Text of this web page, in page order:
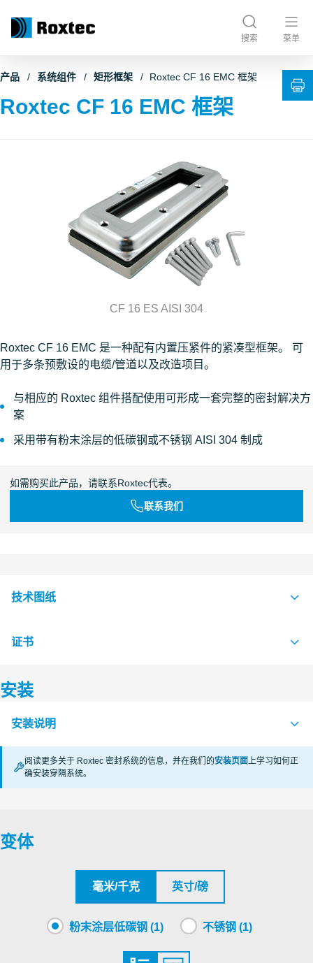
搜索 菜单
产品 系统组件 矩形框架 Roxtec CF 16 EMC 框架
Roxtec CF 16 EMC 框架
Roxtec CF 16 EMC 是一种配有内置压紧件的紧凑型框架。 可
用于多条预敷设的电缆/管道以及改造项目。
与相应的 Roxtec 组件搭配使用可形成一套完整的密封解决方
案
采用带有粉末涂层的低碳钢或不锈钢 AISI 304 制成
如需购买此产品，请联系Roxtec代表。
联系我们
CF 16 ES AISI 304
技术图纸
S1004810 CF 16 AISI304 ASSEMBLY
证书
认证机构
Roxtec International AB
Underwriters Laboratories Inc.
Underwriters Laboratories Inc.
Underwriters Laboratories Inc.
安装
安装说明
CF 16 EMC (en)
阅读更多关于 Roxtec 密封系统的信息，并在我们的安装页面上学习如何正
确安装穿隔系统。
变体
毫米/千克 英寸/磅
粉末涂层低碳钢 (1) 不锈钢 (1)